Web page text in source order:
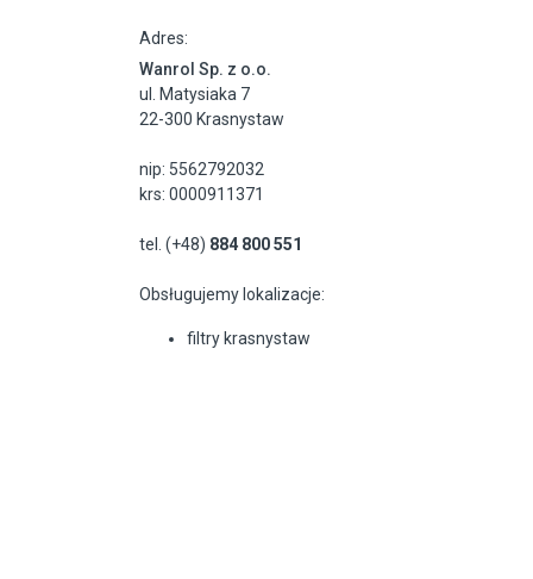
Adres:
Wanrol Sp. z o.o.
ul. Matysiaka 7
22-300 Krasnystaw
nip: 5562792032
krs: 0000911371
tel. (+48) 884 800 551
Obsługujemy lokalizacje:
filtry krasnystaw